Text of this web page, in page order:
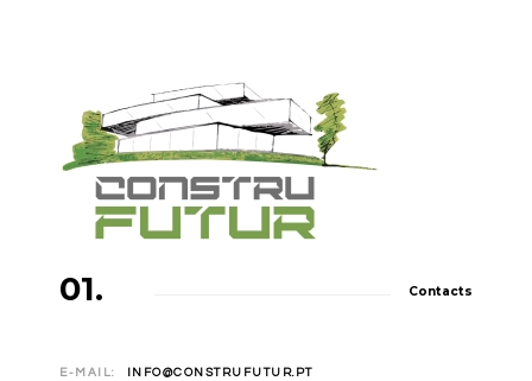
01. Contacts
E-MAIL: INFO@CONSTRUFUTUR.PT